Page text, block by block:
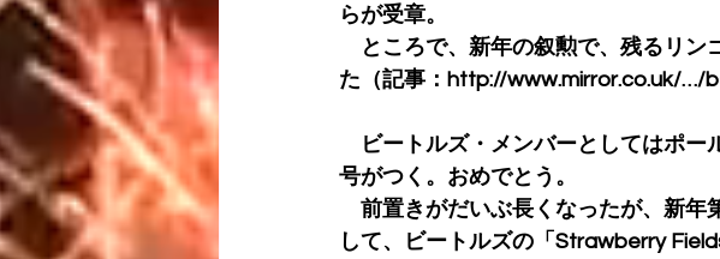
らが受章。
ところで、新年の叙勲で、残るリン
た（記事：http://www.mirror.co.uk/…/
ビートルズ・メンバーとしてはポー
号がつく。おめでとう。
前置きがだいぶ長くなったが、新年
して、ビートルズの「Strawberry